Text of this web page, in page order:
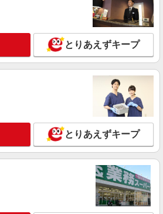
とりあえずキープ
とりあえずキープ